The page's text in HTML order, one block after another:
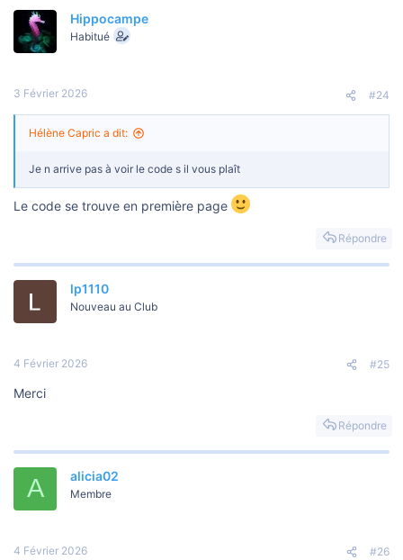
Hippocampe
Habitué
3 Février 2026 #24
Hélène Capric a dit:
Je n arrive pas à voir le code s il vous plaît
Le code se trouve en première page
Répondre
lp1110
Nouveau au Club
4 Février 2026 #25
Merci
Répondre
A alicia02
Membre
4 Février 2026 #26